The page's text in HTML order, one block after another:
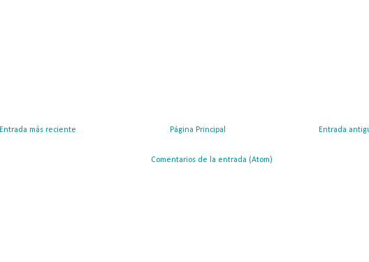
Entrada más reciente Entrada
Página Principal
Comentarios de la entrada (Atom)